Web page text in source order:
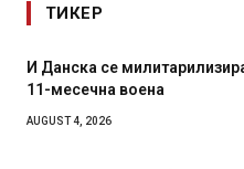
ТИКЕР
– воведува нова